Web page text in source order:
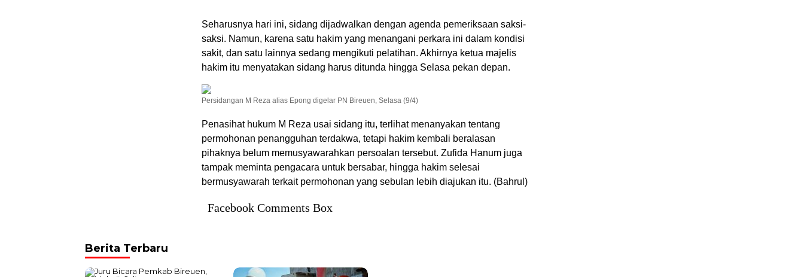
Seharusnya hari ini, sidang dijadwalkan dengan agenda pemeriksaan saksi-
saksi. Namun, karena satu hakim yang menangani perkara ini dalam kondisi
sakit, dan satu lainnya sedang mengikuti pelatihan. Akhirnya ketua majelis
hakim itu menyatakan sidang harus ditunda hingga Selasa pekan depan.
Persidangan M Reza alias Epong digelar PN Bireuen, Selasa (9/4)
Penasihat hukum M Reza usai sidang itu, terlihat menanyakan tentang
permohonan penangguhan terdakwa, tetapi hakim kembali beralasan
pihaknya belum memusyawarahkan persoalan tersebut. Zufida Hanum juga
tampak meminta pengacara untuk bersabar, hingga hakim selesai
bermusyawarah terkait permohonan yang sebulan lebih diajukan itu. (Bahrul)
Facebook Comments Box
Berita Terbaru